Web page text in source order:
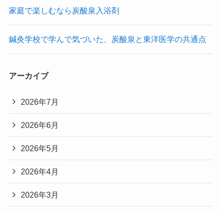
家庭で楽しむなら炭酸泉入浴剤
鍼灸学校で学んで気づいた、炭酸泉と東洋医学の共通点
アーカイブ
2026年7月
2026年6月
2026年5月
2026年4月
2026年3月